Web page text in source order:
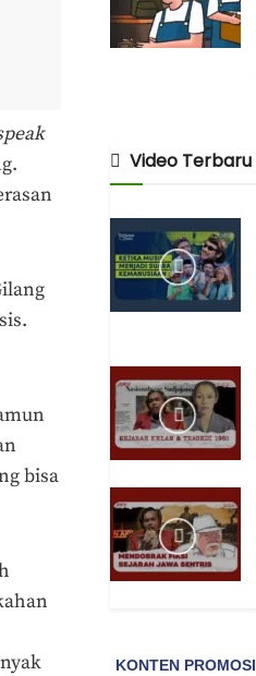
bisa
Video Terbaru